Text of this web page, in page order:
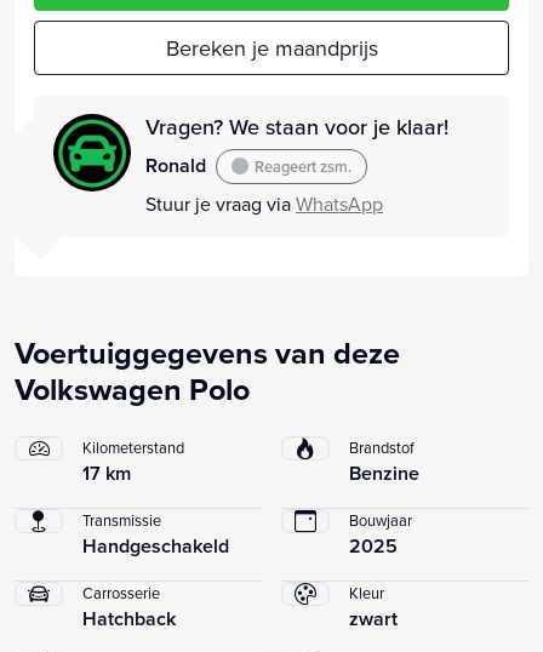
Bereken je maandprijs
Vragen? We staan voor je klaar!
Ronald Reageert zsm.
Stuur je vraag viaWhatsApp
Voertuiggegevens van deze
Volkswagen Polo
Kilometerstand
17 km
Brandstof
Benzine
Transmissie
Handgeschakeld
Bouwjaar
2025
Carrosserie
Hatchback
Kleur
zwart